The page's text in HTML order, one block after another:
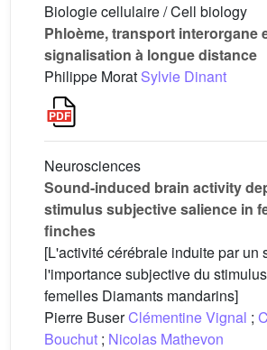
Biologie cellulaire / Cell biology
Phloème, transport interorgane
signalisation à longue distance
Philippe Morat Sylvie Dinant
Neurosciences
Sound-induced brain activity
stimulus subjective salience in
finches
[L'activité cérébrale induite par un
l'importance subjective du
femelles Diamants mandarins]
Pierre BuserClémentine Vignal ;
Bouchut ; Nicolas Mathevon